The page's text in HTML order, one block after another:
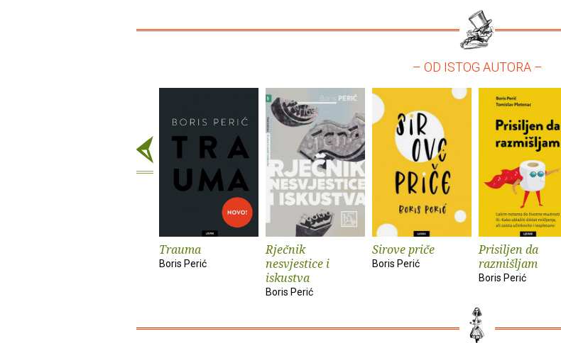
– OD ISTOG AUTORA –
Trauma
Boris Perić
Rječnik
nesvjestice i
iskustva
Boris Perić
Sirove priče
Boris Perić
Prisiljen da
razmišljam
Boris Perić